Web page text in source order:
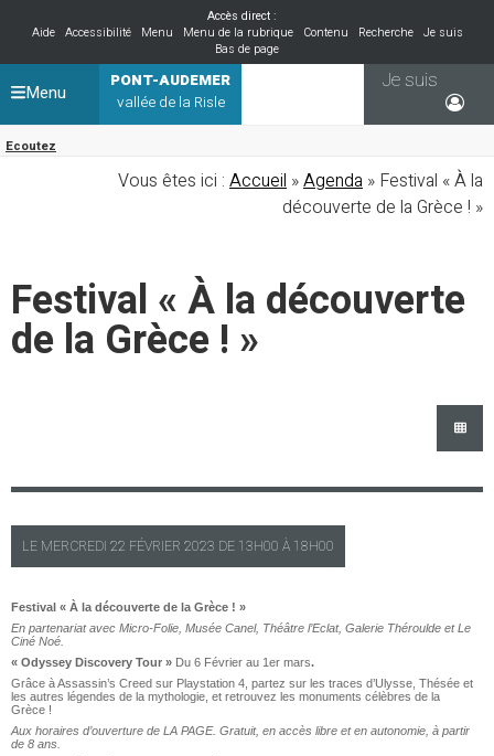
Accès direct :
Aide
Accessibilité Menu Menu de la rubrique Contenu Recherche
Je suis
Bas de page
PONT-AUDEMER
vallée de la Risle
Ecoutez
Je suis
Menu
Vous êtes ici : Accueil »Agenda » Festival « À la
découverte de la Grèce ! »
Festival « À la découverte
de la Grèce ! »
LE MERCREDI 22 FÉVRIER 2023 DE 13H00 À 18H00
Festival « À la découverte de la Grèce ! »
En partenariat avec Micro-Folie, Musée Canel, Théâtre l’Eclat, Galerie Théroulde et Le
Ciné Noé.
« Odyssey Discovery Tour » Du 6 Février au 1er mars.
Grâce à Assassin’s Creed sur Playstation 4, partez sur les traces d’Ulysse, Thésée et
les autres légendes de la mythologie, et retrouvez les monuments célèbres de la
Grèce !
Aux horaires d’ouverture de LA PAGE. Gratuit, en accès libre et en autonomie, à partir
de 8 ans.